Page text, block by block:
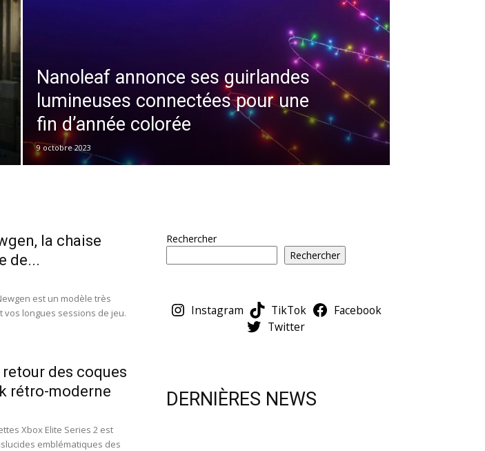
Nanoleaf annonce ses guirlandes
lumineuses connectées pour une
fin d’année colorée
9 octobre 2023
la chaise
de...
est un modèle très
longues sessions de jeu.
des coques
rétro-moderne
Xbox Elite Series 2 est
emblématiques des
Rechercher
Rechercher
Instagram TikTok
Facebook
Twitter
DERNIÈRES NEWS